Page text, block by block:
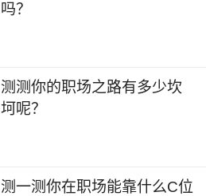
吗？
​测测你的职场之路有多少坎
坷呢？
​测一测你在职场能靠什么C位